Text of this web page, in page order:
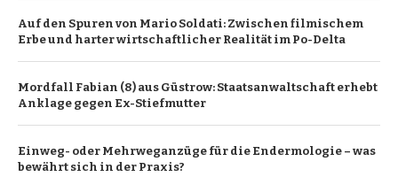
Auf den Spuren von Mario Soldati: Zwischen filmischem
Erbe und harter wirtschaftlicher Realität im Po-Delta
Mordfall Fabian (8) aus Güstrow: Staatsanwaltschaft erhebt
Anklage gegen Ex-Stiefmutter
Einweg- oder Mehrweganzüge für die Endermologie – was
bewährt sich in der Praxis?